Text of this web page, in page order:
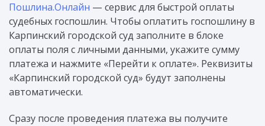
Пошлина.Онлайн — сервис для быстрой оплаты
судебных госпошлин. Чтобы оплатить госпошлину в
Карпинский городской суд заполните в блоке
оплаты поля с личными данными, укажите сумму
платежа и нажмите «Перейти к оплате». Реквизиты
«Карпинский городской суд» будут заполнены
автоматически.
Сразу после проведения платежа вы получите